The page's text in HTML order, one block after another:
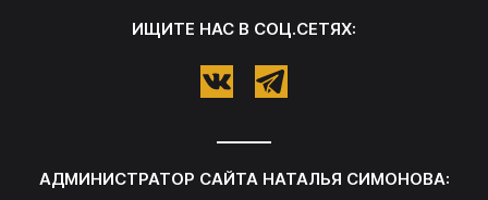
ИЩИТЕ НАС В СОЦ.СЕТЯХ:
АДМИНИСТРАТОР САЙТА НАТАЛЬЯ СИМОНОВА: